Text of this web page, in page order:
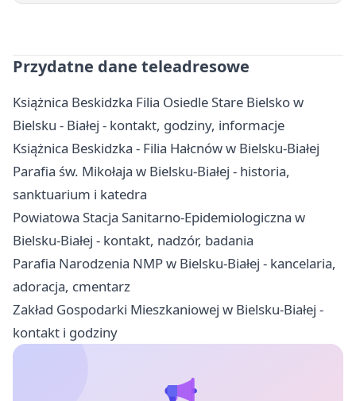
Przydatne dane teleadresowe
Książnica Beskidzka Filia Osiedle Stare Bielsko w
Bielsku - Białej - kontakt, godziny, informacje
Książnica Beskidzka - Filia Hałcnów w Bielsku-Białej
Parafia św. Mikołaja w Bielsku-Białej - historia,
sanktuarium i katedra
Powiatowa Stacja Sanitarno-Epidemiologiczna w
Bielsku-Białej - kontakt, nadzór, badania
Parafia Narodzenia NMP w Bielsku-Białej - kancelaria,
adoracja, cmentarz
Zakład Gospodarki Mieszkaniowej w Bielsku-Białej -
kontakt i godziny